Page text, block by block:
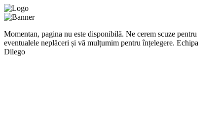
Momentan, pagina nu este disponibilă. Ne cerem scuze pentru
eventualele neplăceri și vă mulțumim pentru înțelegere. Echipa
Dilego